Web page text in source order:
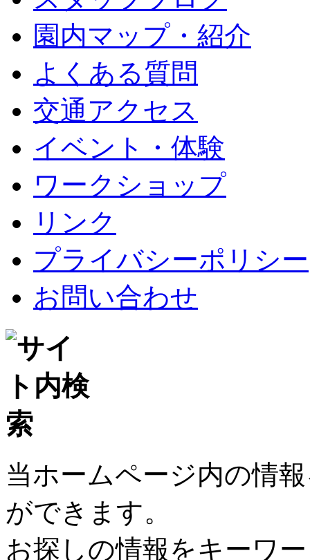
園内マップ・紹介
よくある質問
交通アクセス
イベント・体験
ワークショップ
リンク
プライバシーポリシー
お問い合わせ
当ホームページ内の情
ができます。
お探しの情報をキーワ